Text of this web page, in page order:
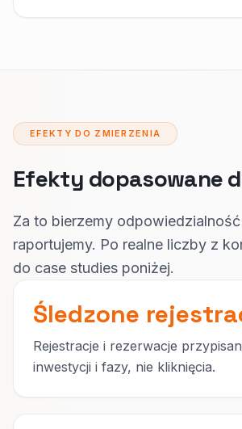
EFEKTY DO ZMIERZENIA
Efekty dopasowane
Za to bierzemy
raportujemy. Po realne liczby z
do case studies poniżej.
Śledzone
Rejestracje i rezerwacje
inwestycji i fazy, nie kliknięcia.